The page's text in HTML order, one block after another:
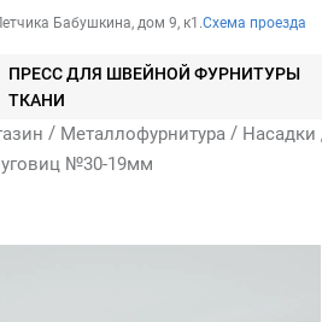
Бабушкина, дом 9, к1.Схема проезда
ПРЕСС ДЛЯ ШВЕЙНОЙ ФУРНИТУРЫ
ТКАНИ
/ Металлофурнитура / Насадки
№30-19мм